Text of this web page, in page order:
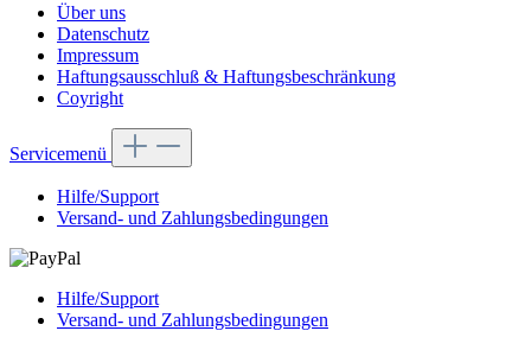
Über uns
Datenschutz
Impressum
Haftungsausschluß & Haftungsbeschränkung
Coyright
Servicemenü
Hilfe/Support
Versand- und Zahlungsbedingungen
Hilfe/Support
Versand- und Zahlungsbedingungen